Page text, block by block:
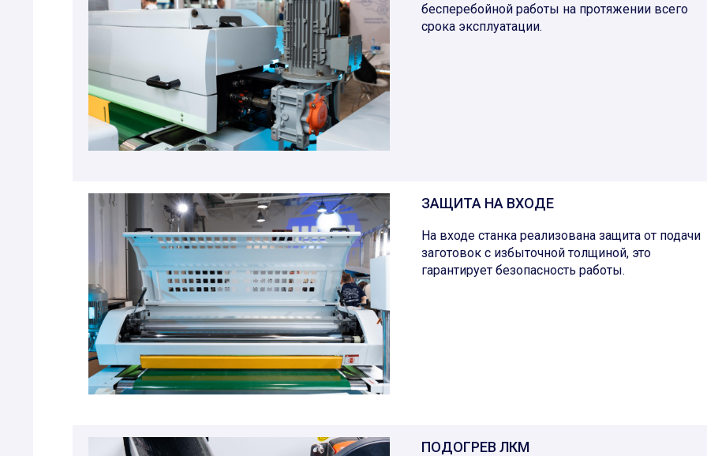
бесперебойной работы на протяжении всего
срока эксплуатации.
ЗАЩИТА НА ВХОДЕ
На входе станка реализована защита от подачи
заготовок с избыточной толщиной, это
гарантирует безопасность работы.
ПОДОГРЕВ ЛКМ